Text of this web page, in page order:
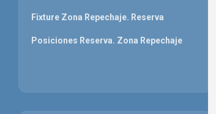
Fixture Zona Repechaje. Reserva
Posiciones Reserva. Zona Repechaje